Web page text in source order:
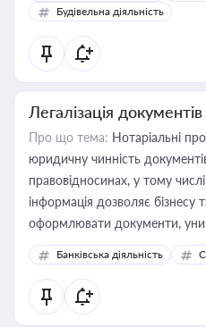
бухгалтера під час
державного майна,
статусу суб'єктів оціночної
Будівельна діяльність
Легалізація документів
Про що тема: Нотаріальні
юридичну чинність
правовідносинах, у тому
інформація дозволяє
оформлювати документи,
забезпечувати їх належне
контрагентами
Банківська діяльність